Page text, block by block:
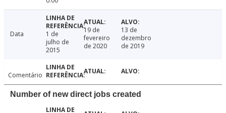
Data
1 de
julho de
2015
19 de
fevereiro
de 2020
13 de
dezembro
de 2019
Comentário
Number of new direct jobs created